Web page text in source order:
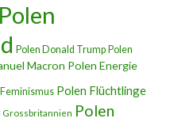
Polen
Polen Donald Trump Polen
Macron Polen Energie
Feminismus Polen Flüchtlinge
Grossbritannien Polen